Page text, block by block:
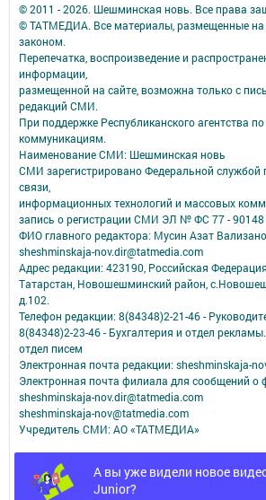
А вы уже видели новое
Junior?
© 2011 - 2026. Шешминская новь. Все права
© ТАТМЕДИА. Все материалы, размещенные
законом.
Перепечатка, воспроизведение и
информации,
размещенной на сайте, возможна только с
редакций СМИ.
При поддержке Республиканского агентства
коммуникациям.
Наименование СМИ: Шешминская новь
СМИ зарегистрировано Федеральной службой
связи,
информационных технологий и массовых
запись о регистрации СМИ ЭЛ № ФС 77 - 90148
ФИО главного редактора: Мусин Азат
sheshminskaja-nov.dir@tatmedia.com
Адрес редакции: 423190, Российская
Татарстан, Новошешминский район,
д.102.
Телефон редакции: 8(84348)2-21-46 -
8(84348)2-23-46 - Бухгалтерия и отдел
отдел писем
Электронная почта редакции: sheshminskaja-
Электронная почта филиала для сообщений о
sheshminskaja-nov.dir@tatmedia.com
sheshminskaja-nov@tatmedia.com
Учредитель СМИ: АО «ТАТМЕДИА»
Антикоррупционная политика
АО «ТАТМЕДИА» использует «cookie»для
удобства пользователей сайтом.